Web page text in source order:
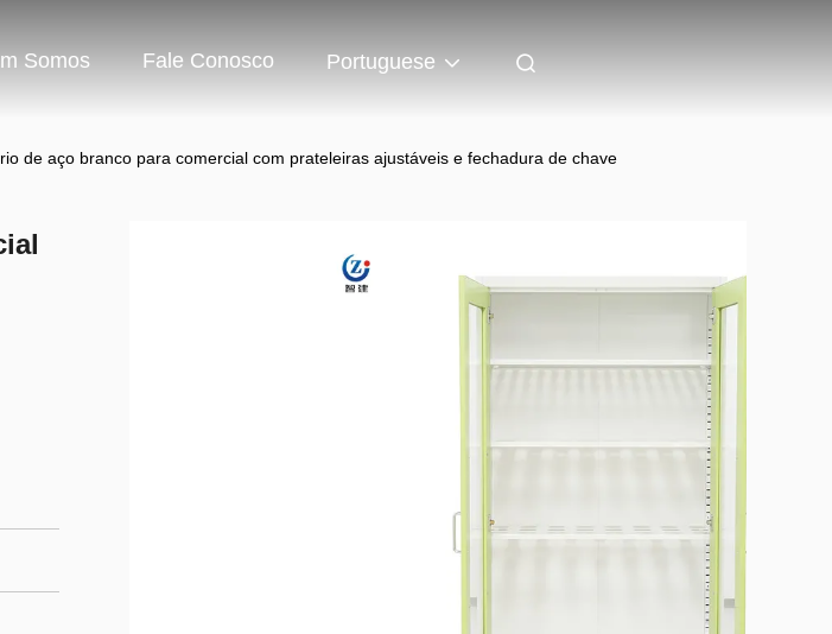
Somos Fale Conosco Portuguese
de aço branco para comercial com prateleiras ajustáveis e fechadura de chave